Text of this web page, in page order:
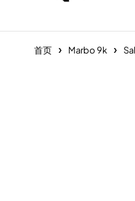
首页 Marbo 9k